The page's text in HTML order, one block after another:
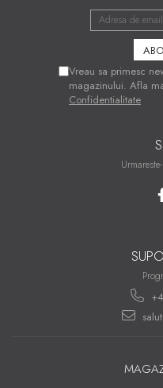
Vreau sa primesc
magazinului. Afla
Confidentialitate